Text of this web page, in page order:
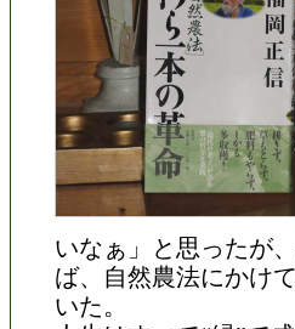
いなぁ」と思ったが
ば、自然農法にかけ
いた。